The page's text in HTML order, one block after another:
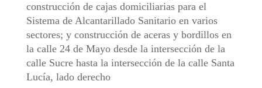
construcción de cajas domiciliarias para el
Sistema de Alcantarillado Sanitario en varios
sectores; y construcción de aceras y bordillos en
la calle 24 de Mayo desde la intersección de la
calle Sucre hasta la intersección de la calle Santa
Lucía, lado derecho